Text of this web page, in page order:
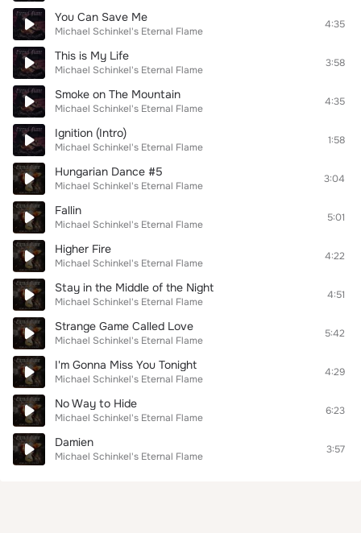
You Can Save Me
Michael Schinkel's Eternal Flame
4:35
This is My Life
Michael Schinkel's Eternal Flame
3:58
Smoke on The Mountain
Michael Schinkel's Eternal Flame
4:35
Ignition (Intro)
Michael Schinkel's Eternal Flame
1:58
Hungarian Dance #5
Michael Schinkel's Eternal Flame
3:04
Fallin
Michael Schinkel's Eternal Flame
5:01
Higher Fire
Michael Schinkel's Eternal Flame
4:22
Stay in the Middle of the Night
Michael Schinkel's Eternal Flame
4:51
Strange Game Called Love
Michael Schinkel's Eternal Flame
5:42
I'm Gonna Miss You Tonight
Michael Schinkel's Eternal Flame
4:29
No Way to Hide
Michael Schinkel's Eternal Flame
6:23
Damien
Michael Schinkel's Eternal Flame
3:57